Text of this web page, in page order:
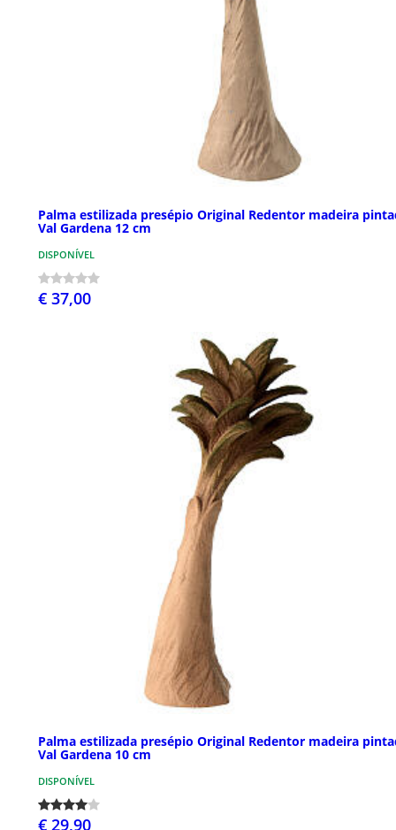
Palma estilizada presépio Original Redentor madeira
Val Gardena 12 cm
DISPONÍVEL
€ 37,00
Palma estilizada presépio Original Redentor madeira
Val Gardena 10 cm
DISPONÍVEL
€ 29,90